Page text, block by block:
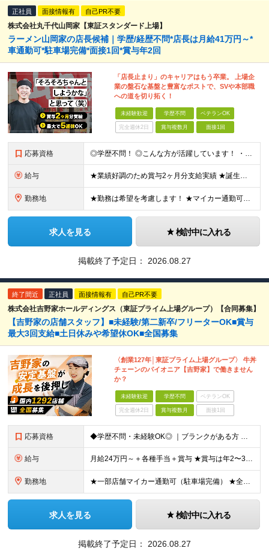
正社員 面接情報有 自己PR不要
株式会社丸千代山岡家【東証スタンダード上場】
ラーメン山岡家の店長候補｜学歴/経歴不問*店長は月給41万円～*
車通勤可*駐車場完備*面接1回*賞与年2回
「店長止まり」のキャリアはもう卒業。 上場企
業の盤石な基盤と豊富なポストで、SVや本部職
への道を切り拓く！
未経験歓迎 学歴不問 ベテランOK
完全週休2日 賞与複数月 面接1回
応募資格 ◎学歴不問！ ◎こんな方が活躍しています！ ・研修や制度面が整っている会社で働きたい方 ・店長やその先を目指したい方 ・給与を上げていきたい方 など □未経験・第二新卒・フリーター □ブランクがある
給与 ★業績好調のため賞与2ヶ月分支給実績 ★誕生日手当など手当充実 ★年2回昇給チャンス有＆入社1年で店長昇格可 ★残業代全額支給（1分単位で支給） ■月給24万円～36万円 ※残業代全額支給（1分単位
勤務地 ★勤務は希望を考慮します！ ★マイカー通勤可（駐車場完備） ★全国の各店舗で募集中！続々出店予定！ ～国内300店舗、47都道府県への展開を目標に出店中！～ ▼積極採用地域▼ ・中部（富山、石川、
求人を見る 検討中に入れる
掲載終了予定日： 2026.08.27
終了間近 正社員 面接情報有 自己PR不要
株式会社吉野家ホールディングス（東証プライム上場グループ）【合同募集】
【吉野家の店舗スタッフ】■未経験/第二新卒/フリーターOK■賞与
最大3回支給■土日休みや希望休OK■全国募集
〈創業127年│東証プライム上場グループ〉 牛丼
チェーンのパイオニア【吉野家】で働きません
か？
未経験歓迎 学歴不問 ベテランOK
完全週休2日 賞与複数月 面接1回
応募資格 ◆学歴不問・未経験OK◎ ｜ブランクがある方 ｜転職回数が気になる方 ｜飲食業界にチャレンジしたい方 ｜副業OK どんな方も大歓迎！「やってみたい」という気持ちがあればOKです◎
給与 月給24万円～＋各種手当＋賞与 ★賞与は年2〜3回支給 （7月・12月の年2回＋会社業績により2月に決算賞与あり） ★家賃1万円の格安寮や70%オフの食事補助により、毎月の支出を大幅に抑えられます。
勤務地 ★一部店舗マイカー通勤可（駐車場完備） ★全国の各店舗で募集中！続々出店予定！ ■首都圏エリア 埼玉、千葉、東京、神奈川、山梨 ■北日本エリア 北海道、青森、岩手、宮城、秋田、山形、福島、茨城、栃
求人を見る 検討中に入れる
掲載終了予定日： 2026.08.27